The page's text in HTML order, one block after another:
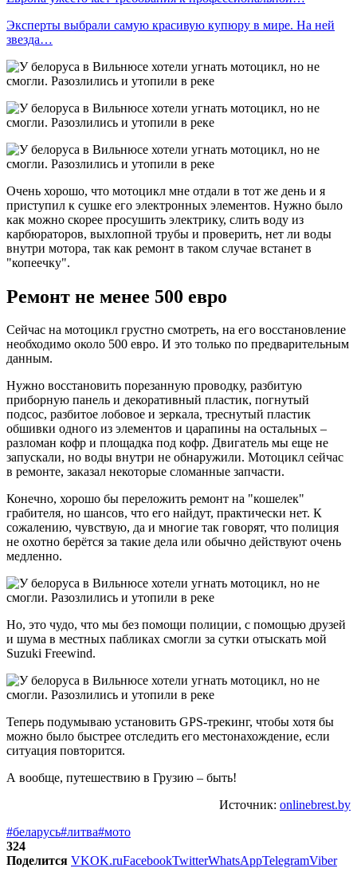
Эксперты выбрали самую красивую купюру в мире. На ней
звезда…
Очень хорошо, что мотоцикл мне отдали в тот же день и я
приступил к сушке его электронных элементов. Нужно было
как можно скорее просушить электрику, слить воду из
карбюраторов, выхлопной трубы и проверить, нет ли воды
внутри мотора, так как ремонт в таком случае встанет в
"копеечку".
Ремонт не менее 500 евро
Сейчас на мотоцикл грустно смотреть, на его восстановление
необходимо около 500 евро. И это только по предварительным
данным.
Нужно восстановить порезанную проводку, разбитую
приборную панель и декоративный пластик, погнутый
подсос, разбитое лобовое и зеркала, треснутый пластик
обшивки одного из элементов и царапины на остальных –
разломан кофр и площадка под кофр. Двигатель мы еще не
запускали, но воды внутри не обнаружили. Мотоцикл сейчас
в ремонте, заказал некоторые сломанные запчасти.
Конечно, хорошо бы переложить ремонт на "кошелек"
грабителя, но шансов, что его найдут, практически нет. К
сожалению, чувствую, да и многие так говорят, что полиция
не охотно берётся за такие дела или обычно действуют очень
медленно.
Но, это чудо, что мы без помощи полиции, с помощью друзей
и шума в местных пабликах смогли за сутки отыскать мой
Suzuki Freewind.
Теперь подумываю установить GPS-трекинг, чтобы хотя бы
можно было быстрее отследить его местонахождение, если
ситуация повторится.
А вообще, путешествию в Грузию – быть!
Источник: onlinebrest.by
#беларусь#литва#мото
324
Поделится VKOK.ruFacebookTwitterWhatsAppTelegramViber